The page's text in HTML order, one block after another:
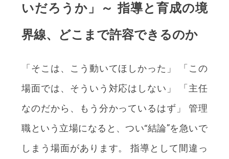
いだろうか」～ 指導と育成の境
界線、どこまで許容できるのか
「そこは、こう動いてほしかった」 「この
場面では、そういう対応はしない」 「主任
なのだから、もう分かっているはず」 管理
職という立場になると、つい“結論”を急いで
しまう場面があります。 指導として間違っ